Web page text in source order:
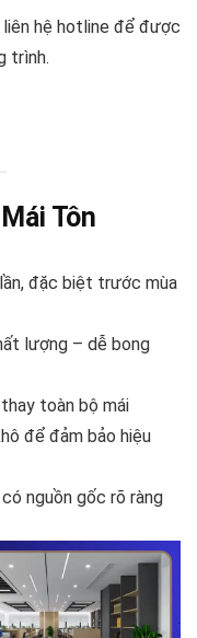
liên hệ hotline để được
trình.
Tôn
đặc biệt trước mùa
lượng – dễ bong
toàn bộ mái
để đảm bảo hiệu
có nguồn gốc rõ ràng